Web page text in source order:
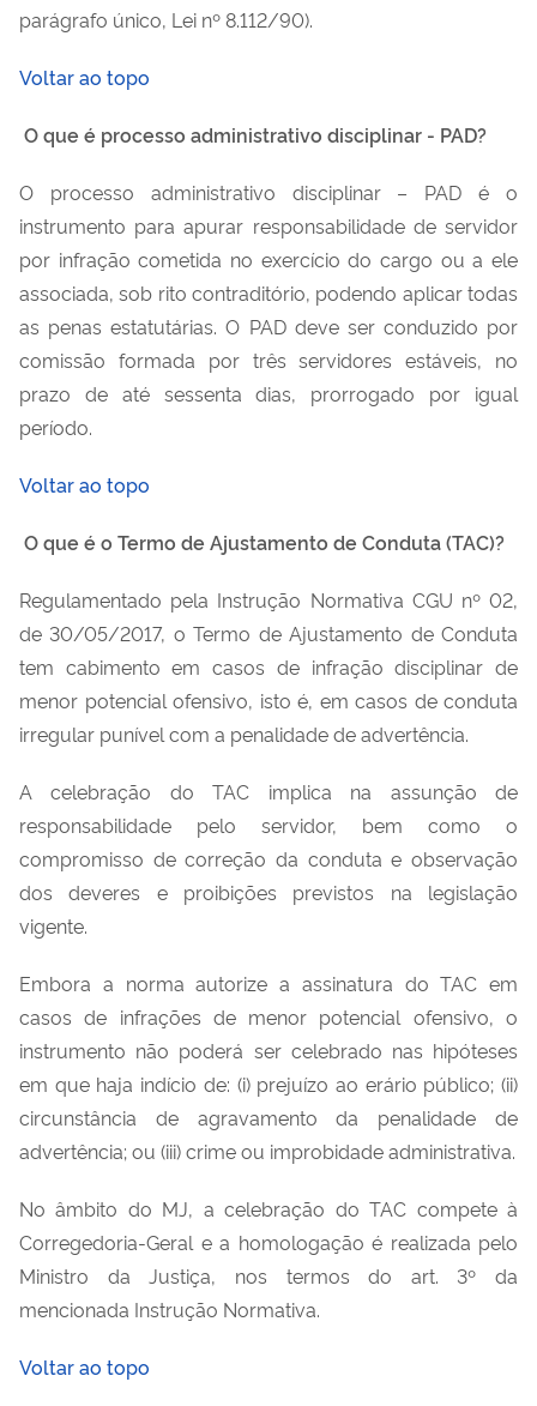
parágrafo único, Lei nº 8.112/90).
Voltar ao topo
O que é processo administrativo disciplinar - PAD?
O processo administrativo disciplinar – PAD é o
instrumento para apurar responsabilidade de servidor
por infração cometida no exercício do cargo ou a ele
associada, sob rito contraditório, podendo aplicar todas
as penas estatutárias. O PAD deve ser conduzido por
comissão formada por três servidores estáveis, no
prazo de até sessenta dias, prorrogado por igual
período.
Voltar ao topo
O que é o Termo de Ajustamento de Conduta (TAC)?
Regulamentado pela Instrução Normativa CGU nº 02,
de 30/05/2017, o Termo de Ajustamento de Conduta
tem cabimento em casos de infração disciplinar de
menor potencial ofensivo, isto é, em casos de conduta
irregular punível com a penalidade de advertência.
A celebração do TAC implica na assunção de
responsabilidade pelo servidor, bem como o
compromisso de correção da conduta e observação
dos deveres e proibições previstos na legislação
vigente.
Embora a norma autorize a assinatura do TAC em
casos de infrações de menor potencial ofensivo, o
instrumento não poderá ser celebrado nas hipóteses
em que haja indício de: (i) prejuízo ao erário público; (ii)
circunstância de agravamento da penalidade de
advertência; ou (iii) crime ou improbidade administrativa.
No âmbito do MJ, a celebração do TAC compete à
Corregedoria-Geral e a homologação é realizada pelo
Ministro da Justiça, nos termos do art. 3º da
mencionada Instrução Normativa.
Voltar ao topo